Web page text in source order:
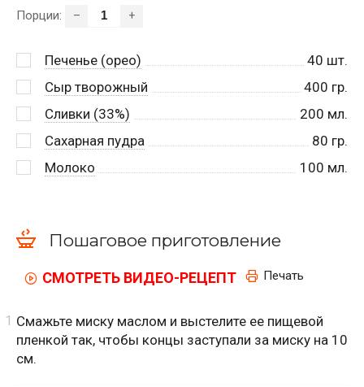
Порции: – +
Печенье (орео) 40 шт.
Сыр творожный
400 гр.
Сливки (33%)
200 мл.
Сахарная пудра
80 гр.
Молоко
100 мл.
Пошаговое приготовление
СМОТРЕТЬ ВИДЕО-РЕЦЕПТ Печать
Смажьте миску маслом и выстелите ее пищевой
пленкой так, чтобы концы заступали за миску на 10
см.